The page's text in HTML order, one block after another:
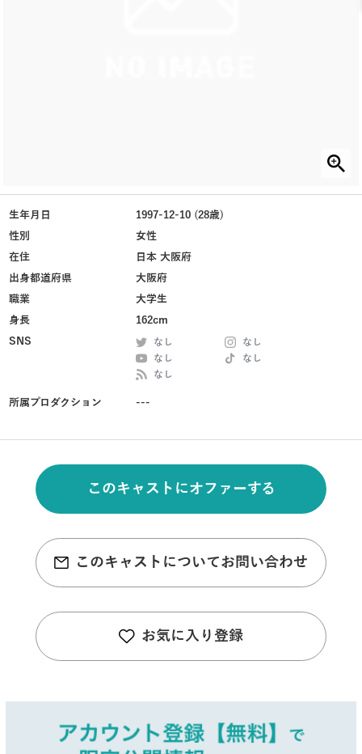
生年月日
1997-12-10 (28歳)
性別
女性
在住
日本 大阪府
出身都道府県
大阪府
職業
大学生
身長
162cm
SNS
なし
なし
なし
なし
なし
所属プロダクション ---
このキャストにオファーする
このキャストについてお問い合わせ
お気に入り登録